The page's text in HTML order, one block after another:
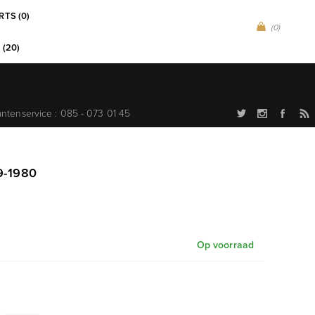
(0)
(0)
(20)
: 085 - 073 01 45
1980
Op voorraad